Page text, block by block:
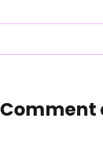
Comment